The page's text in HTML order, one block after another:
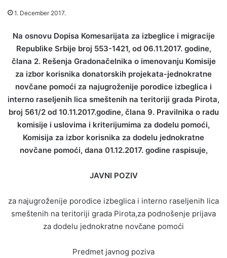
1. December 2017.
Na osnovu Dopisa Komesarijata za izbeglice i migracije
Republike Srbije broj 553-1421, od 06.11.2017. godine,
člana 2. Rešenja Gradonačelnika o imenovanju Komisije
za izbor korisnika donatorskih projekata-jednokratne
novčane pomoći za najugroženije porodice izbeglica i
interno raseljenih lica smeštenih na teritoriji grada Pirota,
broj 561/2 od 10.11.2017.godine, člana 9. Pravilnika o radu
komisije i uslovima i kriterijumima za dodelu pomoći,
Komisija za izbor korisnika za dodelu jednokratne
novčane pomoći, dana 01.12.2017. godine raspisuje,
JAVNI POZIV
za najugroženije porodice izbeglica i interno raseljenih lica
smeštenih na teritoriji grada Pirota,za podnošenje prijava
za dodelu jednokratne novčane pomoći
Predmet javnog poziva